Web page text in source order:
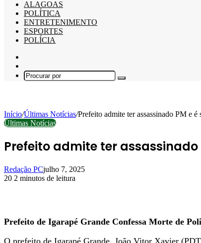
ALAGOAS
POLÍTICA
ENTRETENIMENTO
ESPORTES
POLÍCIA
skin
Procurar
Início/Últimas Notícias/Prefeito admite ter assassinado PM e
Últimas Notícias
Prefeito admite ter
Redação PCjulho 7, 2025
20 2 minutos de leitura
Prefeito de Igarapé Grande Confessa Morte de
O prefeito de Igarapé Grande, João Vitor Xavier